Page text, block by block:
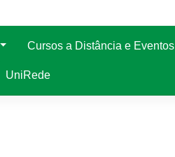
Cursos a Distância e Eventos
UniRede